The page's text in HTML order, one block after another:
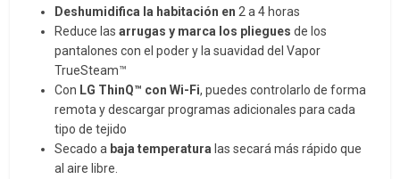
Deshumidifica la habitación en 2 a 4 horas
Reduce lasarrugas y marca los plieguesde los
pantalones con el poder y la suavidad del Vapor
TrueSteam™
Con LG ThinQ™ con Wi-Fi, puedes controlarlo de forma
remota y descargar programas adicionales para cada
tipo de tejido
Secado a baja temperatura las secará más rápido que
al aire libre.